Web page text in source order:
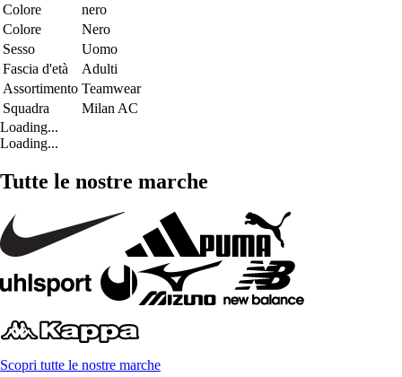
Colore
nero
Colore
Nero
Sesso
Uomo
Fascia d'età
Adulti
Assortimento Teamwear
Squadra
Milan AC
Loading...
Loading...
Tutte le nostre marche
Scopri tutte le nostre marche